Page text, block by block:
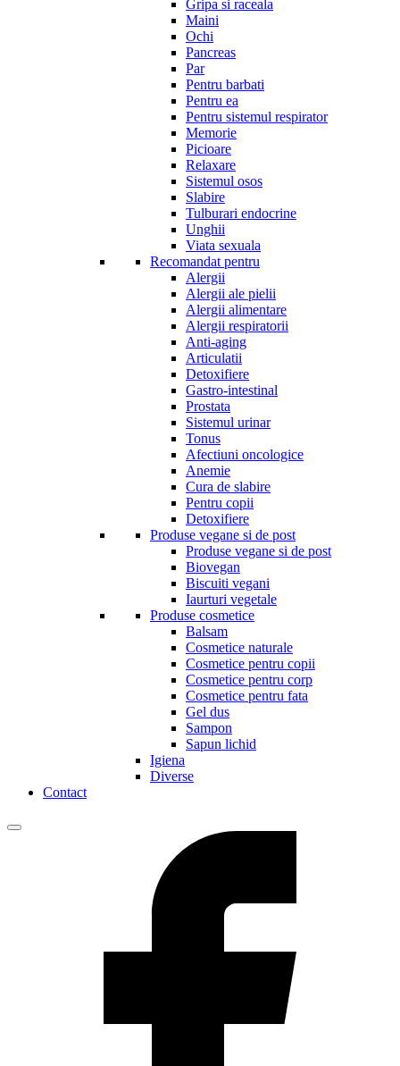
Gripa si raceala
Maini
Ochi
Pancreas
Par
Pentru barbati
Pentru ea
Pentru sistemul respirator
Memorie
Picioare
Relaxare
Sistemul osos
Slabire
Tulburari endocrine
Unghii
Viata sexuala
Recomandat pentru
Alergii
Alergii ale pielii
Alergii alimentare
Alergii respiratorii
Anti-aging
Articulatii
Detoxifiere
Gastro-intestinal
Prostata
Sistemul urinar
Tonus
Afectiuni oncologice
Anemie
Cura de slabire
Pentru copii
Detoxifiere
Produse vegane si de post
Produse vegane si de post
Biovegan
Biscuiti vegani
Iaurturi vegetale
Produse cosmetice
Balsam
Cosmetice naturale
Cosmetice pentru copii
Cosmetice pentru corp
Cosmetice pentru fata
Gel dus
Sampon
Sapun lichid
Igiena
Diverse
Contact